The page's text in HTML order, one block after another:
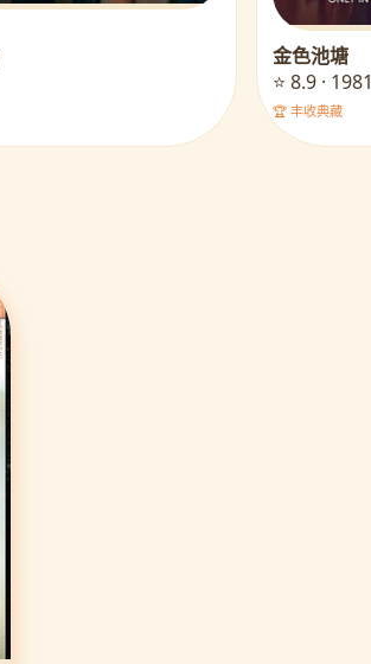
金色池塘
⭐ 8.9 · 1981
🏆 丰收典藏